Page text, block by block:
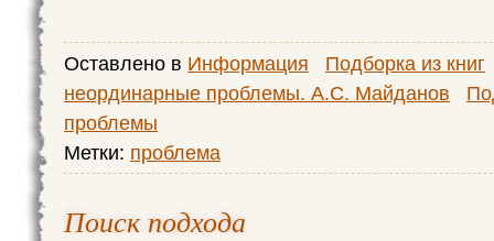
Оставлено в Информация
Подборка из книг
неординарные проблемы. А.С. Майданов
проблемы
Метки: проблема
Поиск подхода